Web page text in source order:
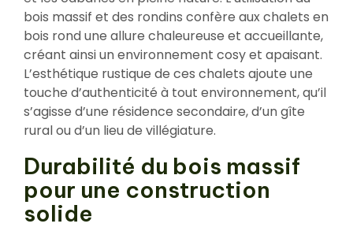
bois massif et des rondins confère aux chalets en
bois rond une allure chaleureuse et accueillante,
créant ainsi un environnement cosy et apaisant.
L’esthétique rustique de ces chalets ajoute une
touche d’authenticité à tout environnement, qu’il
s’agisse d’une résidence secondaire, d’un gîte
rural ou d’un lieu de villégiature.
Durabilité du bois massif
pour une construction
solide